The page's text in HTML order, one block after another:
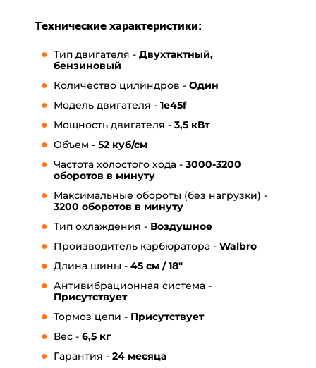
Технические характеристики:
Тип двигателя - Двухтактный,
бензиновый
Количество цилиндров - Один
Модель двигателя - 1e45f
Мощность двигателя - 3,5 кВт
Объем - 52 куб/см
Частота холостого хода - 3000-3200
оборотов в минуту
Максимальные обороты (без нагрузки) -
3200 оборотов в минуту
Тип охлаждения - Воздушное
Производитель карбюратора - Walbro
Длина шины - 45 см / 18"
Антивибрационная система -
Присутствует
Тормоз цепи - Присутствует
Вес - 6,5 кг
Гарантия - 24 месяца